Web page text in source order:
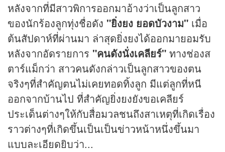
หลังจากที่มีสาวพิการออกมาอ้างว่าเป็นลูกสาว
ของนักร้องลูกทุ่งชื่อดัง "ยิ่งยง ยอดบัวงาม" เมื่อ
ต้นสัปดาห์ที่ผ่านมา ล่าสุดยิ่งยงได้ออกมายอมรับ
หลังจากอัดรายการ "คนดังนั่งเคลียร์" ทางช่องส
ตาร์แม็กว่า สาวคนดังกล่าวเป็นลูกสาวของตน
จริงๆที่สำคัญตนไม่เคยทอดทิ้งลูก มีแต่ลูกที่หนี
ออกจากบ้านไป ที่สำคัญยิ่งยงยังขอเคลียร์
ประเด็นต่างๆให้กับสื่อมวลชนถึงสาเหตุที่เกิดเรื่อง
ราวต่างๆที่เกิดขึ้นเป็นเป็นข่าวหน้าหนึ่งขึ้นมา
แบบละเอียดยิบว่า...